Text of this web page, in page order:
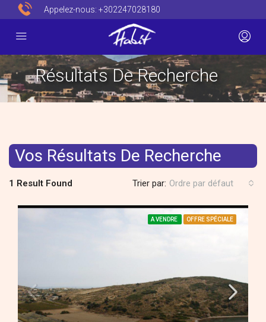
Appelez-nous: +302247028180
Résultats De Recherche
Vos Résultats De Recherche
1 Result Found Trier par: Ordre par défaut
A VENDRE OFFRE SPÉCIALE